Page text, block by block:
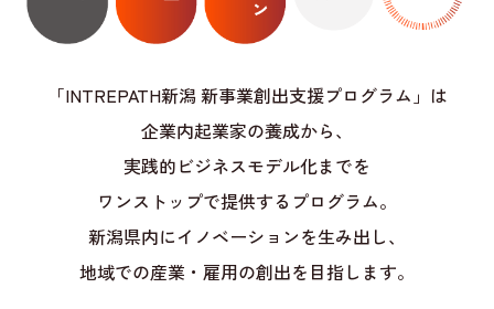
「INTREPATH新潟 新事業創出支援プログラム」は
企業内起業家の養成から、
実践的ビジネスモデル化までを
ワンストップで提供するプログラム。
新潟県内にイノベーションを生み出し、
地域での産業・雇用の創出を目指します。